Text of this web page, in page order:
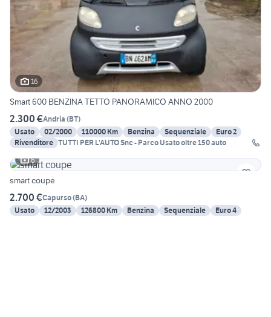
16
Smart 600 BENZINA TETTO PANORAMICO ANNO 2000
2.300 €Andria (BT)
Usato
02/2000 110000 Km Benzina Sequenziale
Euro 2
Rivenditore TUTTI PER L'AUTO Snc - Parco Usato oltre 150 auto
6
smart coupe
2.700 €Capurso(BA)
Usato
12/2003 126800 Km Benzina Sequenziale Euro 4